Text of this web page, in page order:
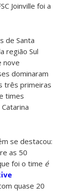
Joinville foi a
de Santa
região Sul
nove
dominaram
três primeiras
times
se destacou:
as 50
foi o time é
quase 20